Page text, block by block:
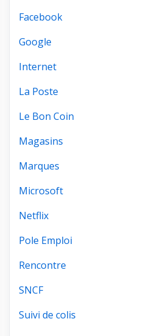
Facebook
Google
Internet
La Poste
Le Bon Coin
Magasins
Marques
Microsoft
Netflix
Pole Emploi
Rencontre
SNCF
Suivi de colis